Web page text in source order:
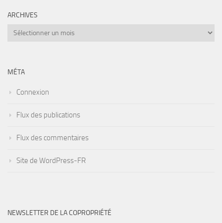
ARCHIVES
Archives
MÉTA
Connexion
Flux des publications
Flux des commentaires
Site de WordPress-FR
NEWSLETTER DE LA COPROPRIÉTÉ